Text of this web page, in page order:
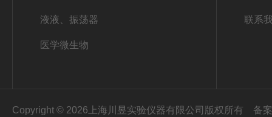
液液、振荡器
医学微生物
联系
Copyright © 2026上海川昱实验仪器有限公司版权所有 备